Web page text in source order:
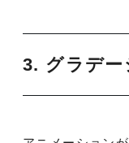
3. グラデー